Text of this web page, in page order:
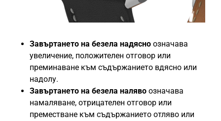
Завъртането на безела надясно означава
увеличение, положителен отговор или
преминаване към съдържанието вдясно или
надолу.
Завъртането на безела наляво означава
намаляване, отрицателен отговор или
преместване към съдържанието отляво или